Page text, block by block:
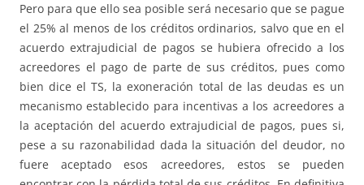
Pero para que ello sea posible será necesario que se pague
el 25% al menos de los créditos ordinarios, salvo que en el
acuerdo extrajudicial de pagos se hubiera ofrecido a los
acreedores el pago de parte de sus créditos, pues como
bien dice el TS, la exoneración total de las deudas es un
mecanismo establecido para incentivas a los acreedores a
la aceptación del acuerdo extrajudicial de pagos, pues si,
pese a su razonabilidad dada la situación del deudor, no
fuere aceptado esos acreedores, estos se pueden